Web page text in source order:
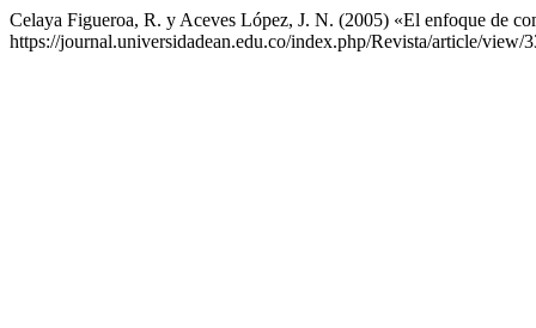
Celaya Figueroa, R. y Aceves López, J. N. (2005) «El enfoque de
https://journal.universidadean.edu.co/index.php/Revista/article/view/